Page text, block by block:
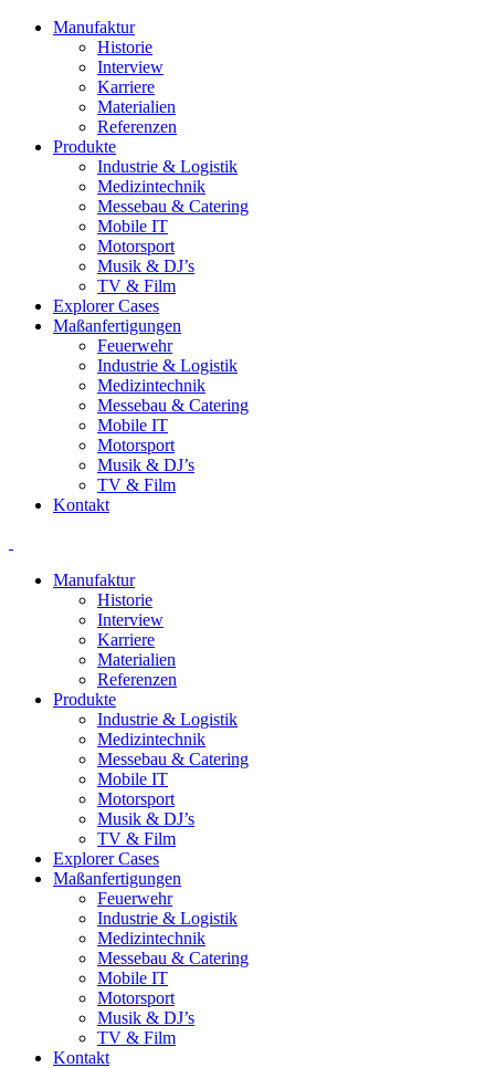
Manufaktur
Historie
Interview
Karriere
Materialien
Referenzen
Produkte
Industrie & Logistik
Medizintechnik
Messebau & Catering
Mobile IT
Motorsport
Musik & DJ’s
TV & Film
Explorer Cases
Maßanfertigungen
Feuerwehr
Industrie & Logistik
Medizintechnik
Messebau & Catering
Mobile IT
Motorsport
Musik & DJ’s
TV & Film
Kontakt
Manufaktur
Historie
Interview
Karriere
Materialien
Referenzen
Produkte
Industrie & Logistik
Medizintechnik
Messebau & Catering
Mobile IT
Motorsport
Musik & DJ’s
TV & Film
Explorer Cases
Maßanfertigungen
Feuerwehr
Industrie & Logistik
Medizintechnik
Messebau & Catering
Mobile IT
Motorsport
Musik & DJ’s
TV & Film
Kontakt